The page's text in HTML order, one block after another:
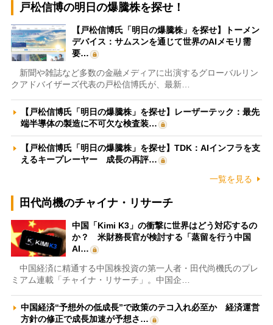
戸松信博の明日の爆騰株を探せ！
【戸松信博氏「明日の爆騰株」を探せ】トーメン
デバイス：サムスンを通じて世界のAIメモリ需
要…
新聞や雑誌など多数の金融メディアに出演するグローバルリン
クアドバイザーズ代表の戸松信博氏が、最新…
【戸松信博氏「明日の爆騰株」を探せ】レーザーテック：最先
端半導体の製造に不可欠な検査装…
【戸松信博氏「明日の爆騰株」を探せ】TDK：AIインフラを支
えるキープレーヤー 成長の再評…
一覧を見る
田代尚機のチャイナ・リサーチ
中国「Kimi K3」の衝撃に世界はどう対応するの
か？ 米財務長官が検討する「蒸留を行う中国
AI…
中国経済に精通する中国株投資の第一人者・田代尚機氏のプレ
ミアム連載「チャイナ・リサーチ」。中国企…
中国経済“予想外の低成長”で政策のテコ入れ必至か 経済運営
方針の修正で成長加速が予想さ…